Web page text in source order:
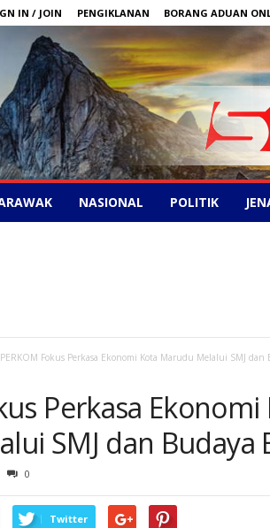
IN / JOIN PENGIKLANAN BORANG ADUAN
NASIONAL POLITIK
PERKOM Fokus Perkasa Ekonomi Kota Marudu Melalui SMJ dan
Perkasa Ekonomi
SMJ dan Budaya
0
Twitter